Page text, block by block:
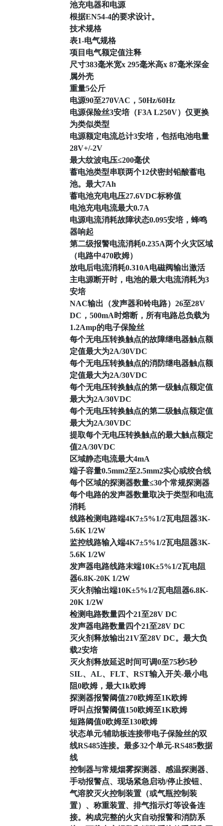
池充电器和电源
根据EN54-4的要求设计。
技术规格
表1-电气规格
项目电气额定值注释
尺寸383毫米宽x 295毫米高x 87毫米深金
属外壳
重量5公斤
电源90至270VAC，50Hz/60Hz
电源保险丝3安培（F3A L250V）仅更换
为类似类型
电源额定电流总计3安培，包括电池电量
28V+/-2V
最大纹波电压≤200毫伏
蓄电池类型串联两个12伏密封铅酸蓄电
池。最大7Ah
蓄电池充电电压27.6VDC标称值
电池充电电流最大0.7A
电源电流消耗故障状态0.095安培，蜂鸣
器响起
第二级报警电流消耗0.235A两个火灾区域
（电路中470欧姆）
放电后电流消耗0.310A电磁阀输出激活
主电源断开时，电池的最大电流消耗为3
安培
NAC输出（发声器和铃电路）26至28V
DC，500mA时熔断，所有电路总负载为
1.2Amp的电子保险丝
每个无电压转换触点的故障继电器触点额
定值最大为2A/30VDC
每个无电压转换触点的消防继电器触点额
定值最大为2A/30VDC
每个无电压转换触点的第一级触点额定值
最大为2A/30VDC
每个无电压转换触点的第二级触点额定值
最大为2A/30VDC
提取每个无电压转换触点的最大触点额定
值2A/30VDC
区域静态电流最大4mA
端子容量0.5mm2至2.5mm2实心或绞合线
每个区域的探测器数量≤30个常规探测器
每个电路的发声器数量取决于类型和电流
消耗
线路检测电路端4K7±5%1/2瓦电阻器3K-
5.6K 1/2W
监控线路输入端4K7±5%1/2瓦电阻器3K-
5.6K 1/2W
发声器电路线路末端10K±5%1/2瓦电阻
器6.8K-20K 1/2W
灭火剂输出端10K±5%1/2瓦电阻器6.8K-
20K 1/2W
检测电路数量四个21至28V DC
发声器电路数量四个21至28V DC
灭火剂释放输出21V至28V DC。最大负
载2安培
灭火剂释放延迟时间可调0至75秒5秒
SIL、AL、FLT、RST输入开关-最小电
阻0欧姆，最大1k欧姆
探测器报警阈值270欧姆至1K欧姆
呼叫点报警阈值150欧姆至1K欧姆
短路阈值0欧姆至130欧姆
状态单元/辅助板连接带电子保险丝的双
线RS485连接。最多32个单元-RS485数据
线
控制器与常规烟雾探测器、感温探测器、
手动报警点、现场紧急启动/停止按钮、
气溶胶灭火控制装置（或气瓶控制装
置）、称重装置、排气指示灯等设备连
接。构成完整的火灾自动报警和消防系